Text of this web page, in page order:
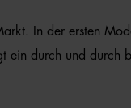
In der ersten
durch und durch